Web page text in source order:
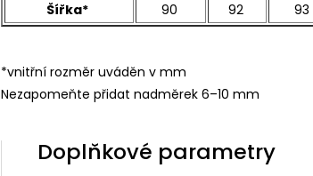
Šířka*
90 92 93
*vnitřní rozměr uváděn v mm
Nezapomeňte přidat nadměrek 6–10 mm
Doplňkové parametry